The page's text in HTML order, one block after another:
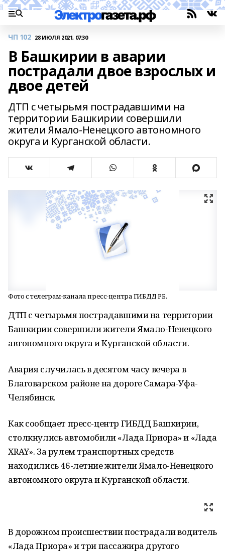
ЧП 102 28 ИЮЛЯ 2021, 07:30
В Башкирии в аварии
пострадали двое взрослых и
двое детей
ДТП с четырьмя пострадавшими на
территории Башкирии совершили
жители Ямало-Ненецкого автономного
округа и Курганской области.
Фото с телеграм-канала пресс-центра ГИБДД РБ.
ДТП с четырьмя пострадавшими на территории
Башкирии совершили жители Ямало-Ненецкого
автономного округа и Курганской области.
Авария случилась в десятом часу вечера в
Благоварском районе на дороге Самара-Уфа-
Челябинск.
Как сообщает пресс-центр ГИБДД Башкирии,
столкнулись автомобили «Лада Приора» и «Лада
ХRAY». За рулем транспортных средств
находились 46-летние жители Ямало-Ненецкого
автономного округа и Курганской области.
В дорожном происшествии пострадали водитель
«Лада Приора» и три пассажира другого